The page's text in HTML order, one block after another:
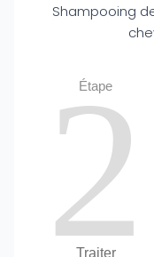
Shampooing
Étape
2
Traiter